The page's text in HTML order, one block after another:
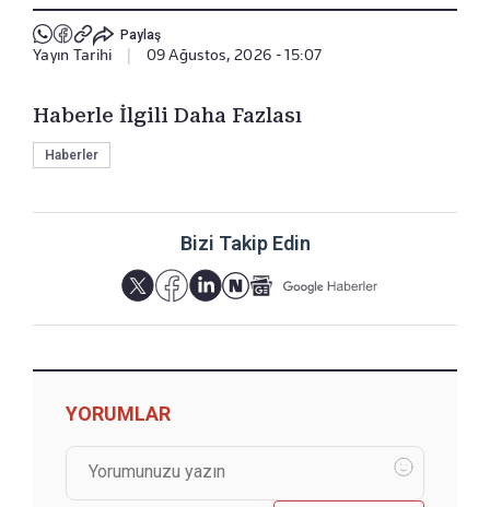
Paylaş
Yayın Tarihi 09 Ağustos, 2026 - 15:07
Haberle İlgili Daha Fazlası
Haberler
Bizi Takip Edin
YORUMLAR